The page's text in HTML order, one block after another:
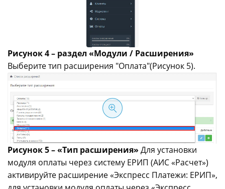
Рисунок 4 – раздел «Модули / Расширения»
Выберите тип расширения "Оплата"(Рисунок 5).
Рисунок 5 – «Тип расширения» Для установки
модуля оплаты через систему ЕРИП (АИС «Расчет»)
активируйте расширение «Экспресс Платежи: ЕРИП»,